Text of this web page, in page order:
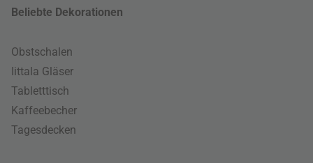
Beliebte Dekorationen
Obstschalen
Iittala Gläser
Tabletttisch
Kaffeebecher
Tagesdecken